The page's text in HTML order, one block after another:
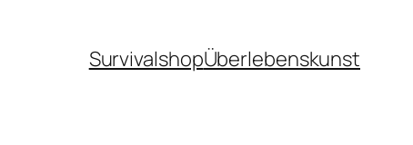
SurvivalshopÜberlebenskunst